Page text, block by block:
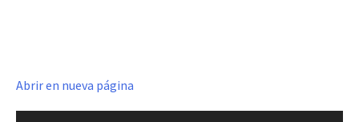
Abrir en nueva página